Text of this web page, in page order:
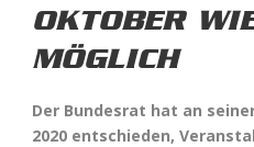
OKTOBER
MÖGLICH
Der Bundesrat hat an
2020 entschieden,